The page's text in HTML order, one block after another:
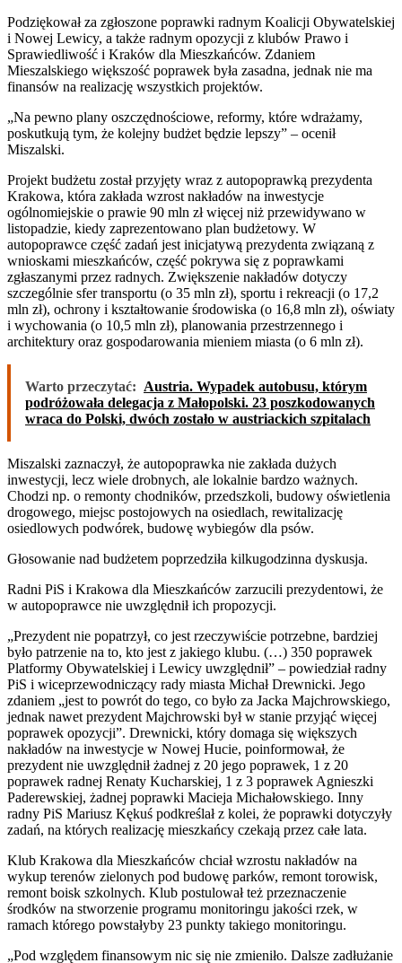
Podziękował za zgłoszone poprawki radnym Koalicji Obywatelskiej
i Nowej Lewicy, a także radnym opozycji z klubów Prawo i
Sprawiedliwość i Kraków dla Mieszkańców. Zdaniem
Mieszalskiego większość poprawek była zasadna, jednak nie ma
finansów na realizację wszystkich projektów.
„Na pewno plany oszczędnościowe, reformy, które wdrażamy,
poskutkują tym, że kolejny budżet będzie lepszy” – ocenił
Miszalski.
Projekt budżetu został przyjęty wraz z autopoprawką prezydenta
Krakowa, która zakłada wzrost nakładów na inwestycje
ogólnomiejskie o prawie 90 mln zł więcej niż przewidywano w
listopadzie, kiedy zaprezentowano plan budżetowy. W
autopoprawce część zadań jest inicjatywą prezydenta związaną z
wnioskami mieszkańców, część pokrywa się z poprawkami
zgłaszanymi przez radnych. Zwiększenie nakładów dotyczy
szczególnie sfer transportu (o 35 mln zł), sportu i rekreacji (o 17,2
mln zł), ochrony i kształtowanie środowiska (o 16,8 mln zł), oświaty
i wychowania (o 10,5 mln zł), planowania przestrzennego i
architektury oraz gospodarowania mieniem miasta (o 6 mln zł).
Warto przeczytać: Austria. Wypadek autobusu, którym
podróżowała delegacja z Małopolski. 23 poszkodowanych
wraca do Polski, dwóch zostało w austriackich szpitalach
Miszalski zaznaczył, że autopoprawka nie zakłada dużych
inwestycji, lecz wiele drobnych, ale lokalnie bardzo ważnych.
Chodzi np. o remonty chodników, przedszkoli, budowy oświetlenia
drogowego, miejsc postojowych na osiedlach, rewitalizację
osiedlowych podwórek, budowę wybiegów dla psów.
Głosowanie nad budżetem poprzedziła kilkugodzinna dyskusja.
Radni PiS i Krakowa dla Mieszkańców zarzucili prezydentowi, że
w autopoprawce nie uwzględnił ich propozycji.
„Prezydent nie popatrzył, co jest rzeczywiście potrzebne, bardziej
było patrzenie na to, kto jest z jakiego klubu. (…) 350 poprawek
Platformy Obywatelskiej i Lewicy uwzględnił” – powiedział radny
PiS i wiceprzewodniczący rady miasta Michał Drewnicki. Jego
zdaniem „jest to powrót do tego, co było za Jacka Majchrowskiego,
jednak nawet prezydent Majchrowski był w stanie przyjąć więcej
poprawek opozycji”. Drewnicki, który domaga się większych
nakładów na inwestycje w Nowej Hucie, poinformował, że
prezydent nie uwzględnił żadnej z 20 jego poprawek, 1 z 20
poprawek radnej Renaty Kucharskiej, 1 z 3 poprawek Agnieszki
Paderewskiej, żadnej poprawki Macieja Michałowskiego. Inny
radny PiS Mariusz Kękuś podkreślał z kolei, że poprawki dotyczyły
zadań, na których realizację mieszkańcy czekają przez całe lata.
Klub Krakowa dla Mieszkańców chciał wzrostu nakładów na
wykup terenów zielonych pod budowę parków, remont torowisk,
remont boisk szkolnych. Klub postulował też przeznaczenie
środków na stworzenie programu monitoringu jakości rzek, w
ramach którego powstałyby 23 punkty takiego monitoringu.
„Pod względem finansowym nic się nie zmieniło. Dalsze zadłużanie